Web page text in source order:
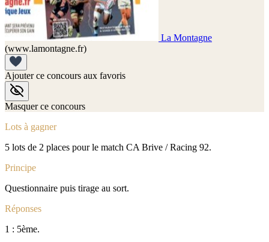
La Montagne
(www.lamontagne.fr)
Ajouter ce concours aux favoris
Masquer ce concours
Lots à gagner
5 lots de 2 places pour le match CA Brive / Racing 92.
Principe
Questionnaire puis tirage au sort.
Réponses
1 : 5ème.